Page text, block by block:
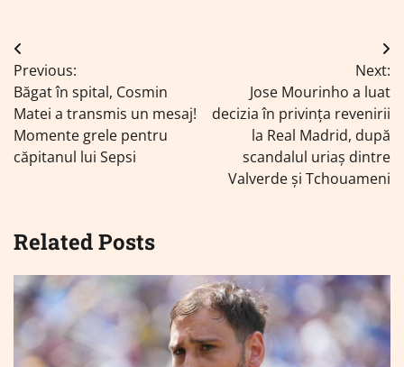
Navigare
în
articole
Previous:
Băgat în spital, Cosmin
Matei a transmis un mesaj!
Momente grele pentru
căpitanul lui Sepsi
Next:
Jose Mourinho a luat
decizia în privința revenirii
la Real Madrid, după
scandalul uriaș dintre
Valverde și Tchouameni
Related Posts